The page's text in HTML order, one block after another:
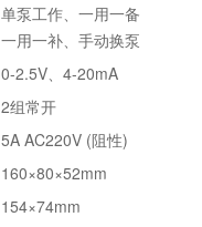
单泵工作、一用一备
一用一补、手动换泵
0-2.5V、4-20mA
2组常开
5A AC220V (阻性)
160×80×52mm
154×74mm